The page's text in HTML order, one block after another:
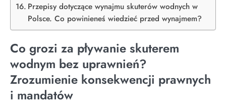
Przepisy dotyczące wynajmu skuterów wodnych w
Polsce. Co powinieneś wiedzieć przed wynajmem?
Co grozi za pływanie skuterem
wodnym bez uprawnień?
Zrozumienie konsekwencji prawnych
i mandatów